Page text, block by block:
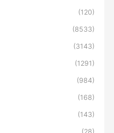
(120)
(8533)
(3143)
(1291)
(984)
(168)
(143)